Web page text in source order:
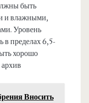
быть
и влажными,
Уровень
в пределах 6,5-
хорошо
Вносить